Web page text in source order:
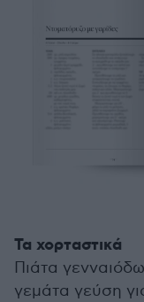
Τα χορταστικά
Πιάτα
γεμάτα γεύση